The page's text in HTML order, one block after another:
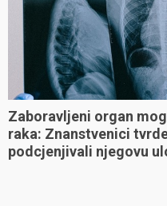
Zaboravljeni organ
raka: Znanstvenici
podcjenjivali njegovu